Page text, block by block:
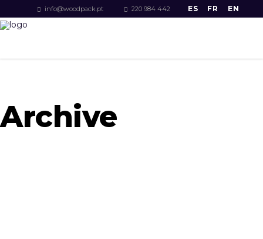
info@woodpack.pt 220 984 442 ES FR EN
Archive